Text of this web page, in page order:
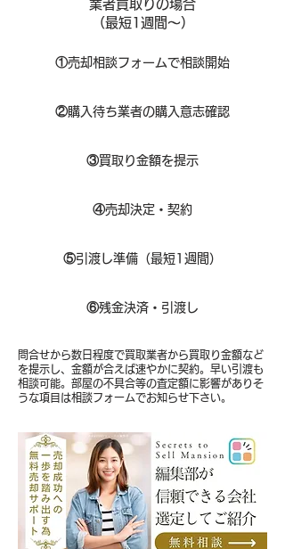
業者買取りの場合
（​最短1週間～）
①​売却相談フォームで相談開始
②購入待ち業者の購入意志確認
③買取り金額を提示
④売却決定・契約
⑤引渡し準備（最短1週間）
⑥残金決済・引渡し
問合せから数日程度で買取業者から買取り金額など
を提示し、金額が合えば速やかに契約。早い引渡も
相談可能。部屋の不具合等の査定額に影響がありそ
うな項目は相談フォームでお知らせ下さい。